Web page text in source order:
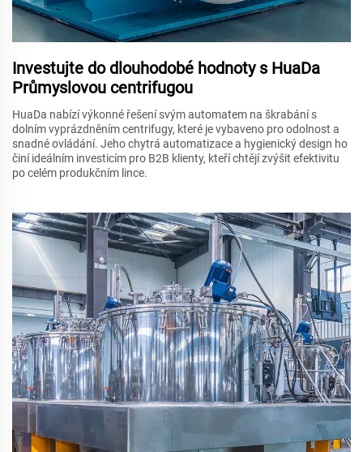
Investujte do dlouhodobé hodnoty s HuaDa
Průmyslovou centrifugou
HuaDa nabízí výkonné řešení svým automatem na škrabání s
dolním vyprázdněním centrifugy, které je vybaveno pro odolnost a
snadné ovládání. Jeho chytrá automatizace a hygienický design ho
činí ideálním investicím pro B2B klienty, kteří chtějí zvýšit efektivitu
po celém produkčním lince.